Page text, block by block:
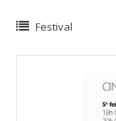
Festival